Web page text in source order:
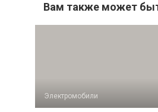
Вам также может
Электромобили